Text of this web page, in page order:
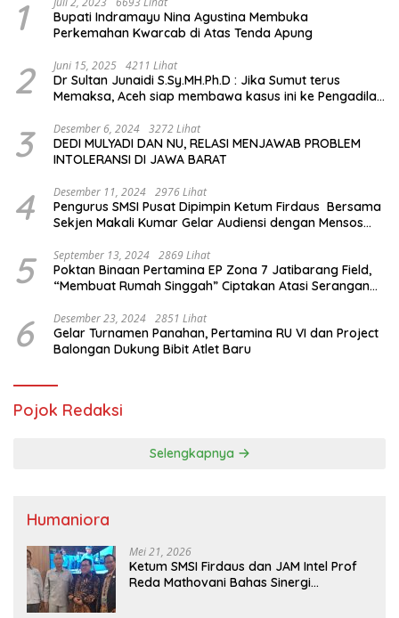
1
Bupati Indramayu Nina Agustina Membuka
Perkemahan Kwarcab di Atas Tenda Apung
2 Juni 15, 2025 4211 Lihat
Dr Sultan Junaidi S.Sy.MH.Ph.D : Jika Sumut terus
Memaksa, Aceh siap membawa kasus ini ke Pengadilan
3 Desember 6, 2024 3272 Lihat
DEDI MULYADI DAN NU, RELASI MENJAWAB PROBLEM
INTOLERANSI DI JAWA BARAT
4 Desember 11, 2024 2976 Lihat
Pengurus SMSI Pusat Dipimpin Ketum Firdaus Bersama
Sekjen Makali Kumar Gelar Audiensi dengan Mensos
5 September 13, 2024 2869 Lihat
Poktan Binaan Pertamina EP Zona 7 Jatibarang Field,
“Membuat Rumah Singgah” Ciptakan Atasi Serangan
6 Desember 23, 2024 2851 Lihat
Gelar Turnamen Panahan, Pertamina RU VI dan Project
Balongan Dukung Bibit Atlet Baru
Pojok Redaksi
Selengkapnya
Humaniora
Mei 21, 2026
Ketum SMSI Firdaus dan JAM Intel Prof
Reda Mathovani Bahas Sinergi